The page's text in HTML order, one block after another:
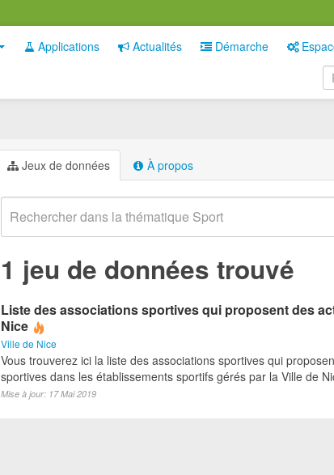
Applications Actualités Démarche
Jeux de données À propos
1 jeu de données trouvé
Liste des associations sportives qui proposent des
Nice
Ville de Nice
Vous trouverez ici la liste des associations sportives qui
sportives dans les établissements sportifs gérés par la Ville de
Mise à jour: 17 Mai 2019